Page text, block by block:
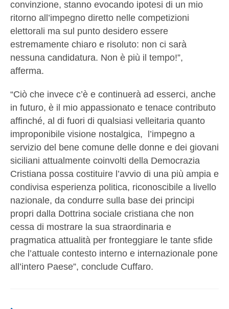
convinzione, stanno evocando ipotesi di un mio
ritorno all’impegno diretto nelle competizioni
elettorali ma sul punto desidero essere
estremamente chiaro e risoluto: non ci sarà
nessuna candidatura. Non è più il tempo!”,
afferma.
“Ciò che invece c’è e continuerà ad esserci, anche
in futuro, è il mio appassionato e tenace contributo
affinché, al di fuori di qualsiasi velleitaria quanto
improponibile visione nostalgica, l’impegno a
servizio del bene comune delle donne e dei giovani
siciliani attualmente coinvolti della Democrazia
Cristiana possa costituire l’avvio di una più ampia e
condivisa esperienza politica, riconoscibile a livello
nazionale, da condurre sulla base dei principi
propri dalla Dottrina sociale cristiana che non
cessa di mostrare la sua straordinaria e
pragmatica attualità per fronteggiare le tante sfide
che l’attuale contesto interno e internazionale pone
all’intero Paese”, conclude Cuffaro.